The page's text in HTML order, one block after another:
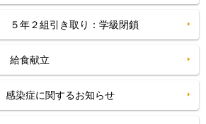
５年２組引き取り：学級閉鎖
給食献立
染症に関するお知らせ